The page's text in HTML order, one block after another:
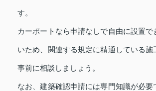
す。
カーポートなら申請なしで自由に設置で
いため、関連する規定に精通している施
事前に相談しましょう。
なお、建築確認申請には専門知識が必要